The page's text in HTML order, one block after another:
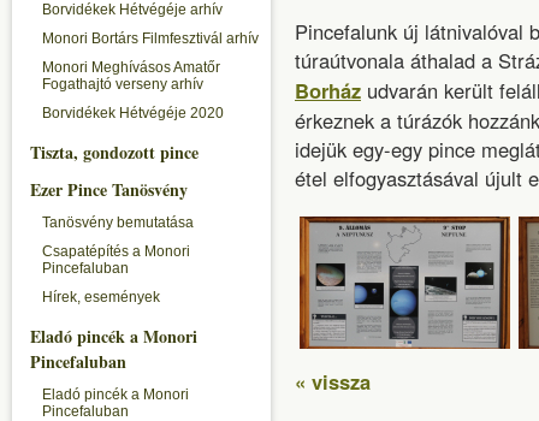
Borvidékek Hétvégéje arhív
Monori Bortárs Filmfesztivál arhív
Monori Meghívásos Amatőr
Fogathajtó verseny arhív
Borvidékek Hétvégéje 2020
Tiszta, gondozott pince
Ezer Pince Tanösvény
Tanösvény bemutatása
Csapatépítés a Monori
Pincefaluban
Hírek, események
Eladó pincék a Monori
Pincefaluban
Eladó pincék a Monori
Pincefaluban
Pincefalunk új látnivalóval
túraútvonala áthalad a
Borház udvarán került
érkeznek a túrázók
idejük egy-egy pince
étel elfogyasztásával újult
« vissza